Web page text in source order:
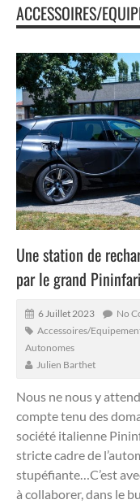
ACCESSOIRES/
Une station de
par le grand
6 Juillet 2023
No
Accessoires/
Autonomes
Julien Barthet
Nous ne nous y
compte tenu des
société italienne
stricte cadre de
stupéfiante…C’est
à collaborer, dans le